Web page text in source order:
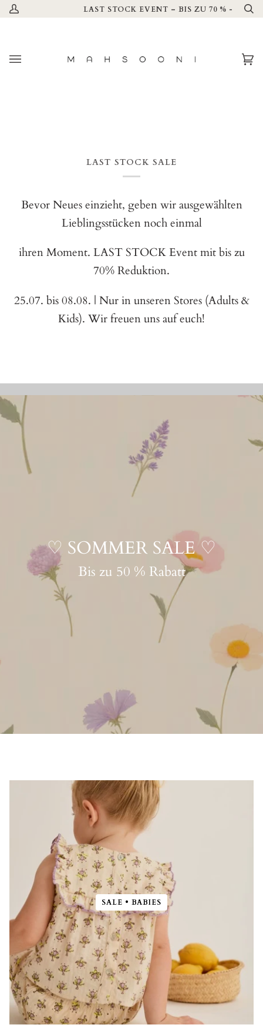
Direkt
MeinLAST STOCK EVENT – BIS ZU 70 % – NUR IM STORE 25.07.
LAST STOCK SALE
Bevor Neues einzieht, geben wir ausgewählten
Lieblingsstücken noch einmal
ihren Moment. LAST STOCK Event mit bis zu
70% Reduktion.
25.07. bis 08.08. | Nur in unseren Stores (Adults &
Kids). Wir freuen uns auf euch!
♡ SOMMER SALE ♡
Bis zu 50 % Rabatt
SALE • BABIES